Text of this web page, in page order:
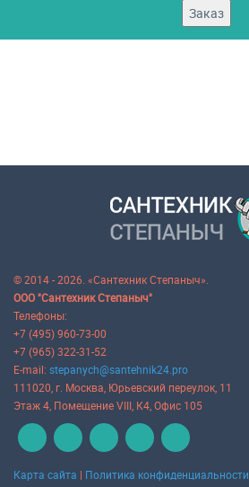
Заказ
© 2014 - 2026. «Сантехник Степаныч».
ООО "Сантехник Степаныч"
Телефоны:
+7 (495) 960-73-00
+7 (965) 322-31-52
E-mail: stepanych@santehnik24.pro
111020 , г. Москва Юрьевский переулок, 11
Этаж 4, Помещение VIII, К4, Офис 105
Карта сайта | Политика конфиденциальности